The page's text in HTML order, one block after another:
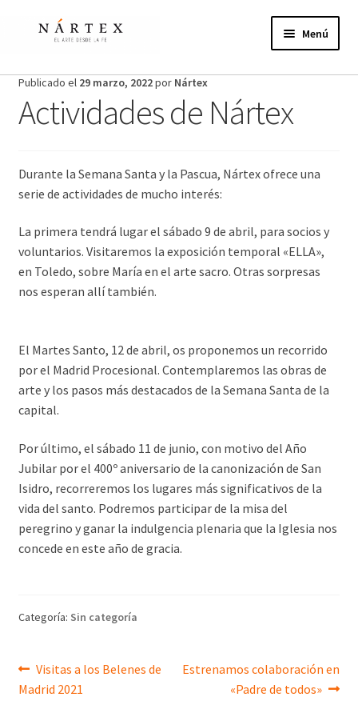
Menú
Inicio
Actividades
Actualidad
Publicaciones
Publicado el 29 marzo, 2022por Nártex
Actividades de Nártex
Durante la Semana Santa y la Pascua, Nártex ofrece una
serie de actividades de mucho interés:
La primera tendrá lugar el sábado 9 de abril, para socios y
voluntarios. Visitaremos la exposición temporal «ELLA»,
en Toledo, sobre María en el arte sacro. Otras sorpresas
nos esperan allí también.
El Martes Santo, 12 de abril, os proponemos un recorrido
por el Madrid Procesional. Contemplaremos las obras de
arte y los pasos más destacados de la Semana Santa de la
capital.
Por último, el sábado 11 de junio, con motivo del Año
Jubilar por el 400º aniversario de la canonización de San
Isidro, recorreremos los lugares más significativos de la
vida del santo. Podremos participar de la misa del
peregrino y ganar la indulgencia plenaria que la Iglesia nos
concede en este año de gracia.
Categoría: Sin categoría
Navegación
de
Anterior:
Visitas a los Belenes de
Madrid 2021
Siguiente:
Estrenamos colaboración en
«Padre de todos»